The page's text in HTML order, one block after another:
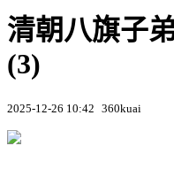
清朝八旗子
(3)
2025-12-26 10:42 360kuai